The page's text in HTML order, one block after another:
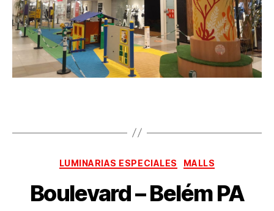
LUMINARIAS ESPECIALES MALLS
Boulevard – Belém PA